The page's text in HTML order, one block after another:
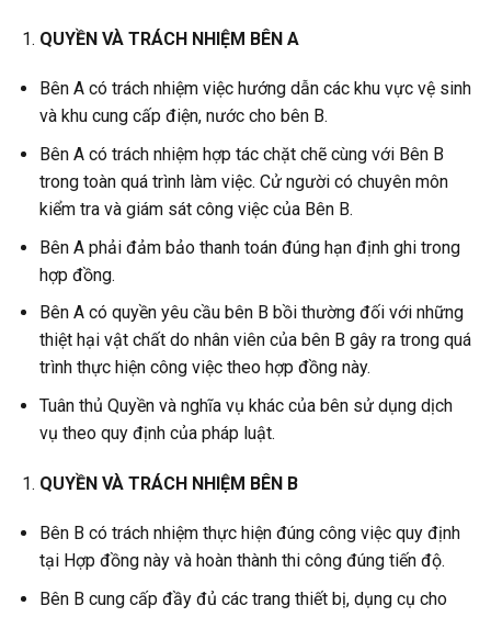
QUYỀN VÀ TRÁCH NHIỆM BÊN A
Bên A có trách nhiệm việc hướng dẫn các khu vực vệ sinh
và khu cung cấp điện, nước cho bên B.
Bên A có trách nhiệm hợp tác chặt chẽ cùng với Bên B
trong toàn quá trình làm việc. Cử người có chuyên môn
kiểm tra và giám sát công việc của Bên B.
Bên A phải đảm bảo thanh toán đúng hạn định ghi trong
hợp đồng.
Bên A có quyền yêu cầu bên B bồi thường đối với những
thiệt hại vật chất do nhân viên của bên B gây ra trong quá
trình thực hiện công việc theo hợp đồng này.
Tuân thủ Quyền và nghĩa vụ khác của bên sử dụng dịch
vụ theo quy định của pháp luật.
QUYỀN VÀ TRÁCH NHIỆM BÊN B
Bên B có trách nhiệm thực hiện đúng công việc quy định
tại Hợp đồng này và hoàn thành thi công đúng tiến độ.
Bên B cung cấp đầy đủ các trang thiết bị, dụng cụ cho